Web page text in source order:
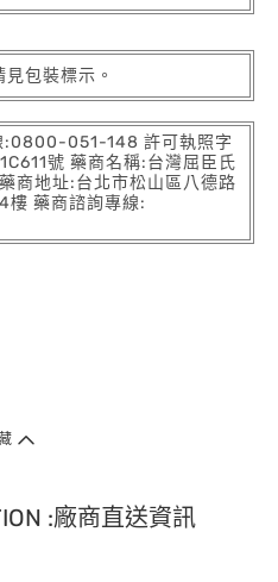
包裝標示。
:0800-051-148 許可執照字
號 藥商名稱:台灣屈臣氏
商地址:台北市松山區八德路
樓 藥商諮詢專線:
:廠商直送資訊